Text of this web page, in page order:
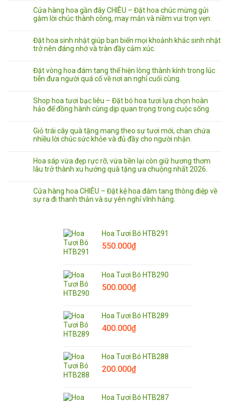
Cửa hàng hoa gần đây CHIÊU – Đặt hoa chúc mừng gửi
gắm lời chúc thành công, may mắn và niềm vui trọn vẹn.
Đặt hoa sinh nhật giúp bạn biến mọi khoảnh khắc sinh nhật
trở nên đáng nhớ và tràn đầy cảm xúc.
Đặt vòng hoa đám tang thể hiện lòng thành kính trong lúc
tiễn đưa người quá cố về nơi an nghỉ cuối cùng.
Shop hoa tươi bạc liêu – Đặt bó hoa tươi lựa chọn hoàn
hảo để đồng hành cùng dịp quan trọng trong cuộc sống.
Giỏ trái cây quà tặng mang theo sự tươi mới, chan chứa
nhiều lời chúc sức khỏe và đủ đầy cho người nhận.
Hoa sáp vừa đẹp rực rỡ, vừa bền lại còn giữ hương thơm
lâu trở thành xu hướng quà tặng ưa chuộng nhất 2026.
Cửa hàng hoa CHIÊU – Đặt kệ hoa đám tang thông điệp về
sự ra đi thanh thản và sự yên nghỉ vĩnh hằng.
Hoa Tươi Bó HTB291
550.000₫
Hoa Tươi Bó HTB290
500.000₫
Hoa Tươi Bó HTB289
400.000₫
Hoa Tươi Bó HTB288
200.000₫
Hoa Tươi Bó HTB287